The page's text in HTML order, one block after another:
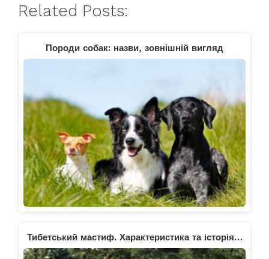
Related Posts:
Породи собак: назви, зовнішній вигляд
Тибетський мастиф. Характеристика та історія…